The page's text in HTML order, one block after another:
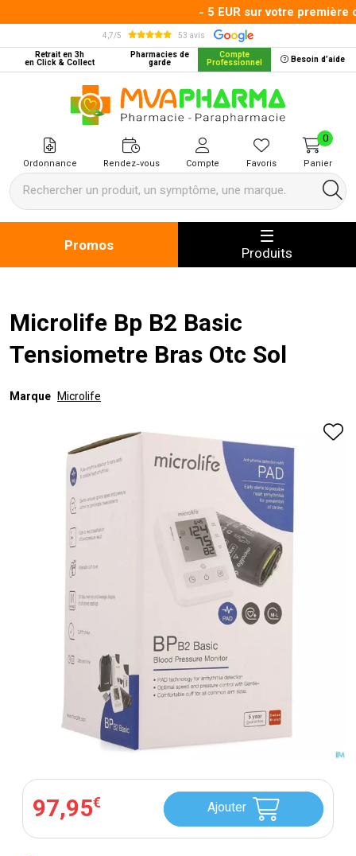
- 5 EUR sur votre première
4,7/5
53 avis
Retrait en 3h
en Click & Collect
Pharmacies de
garde
Compte
Professionnel Besoin d’aide
MVA Pharma Votre pharmacie
Ordonnance Rendez-vous Compte Favoris Panier
0
Promos Produits
Microlife Bp B2 Basic
Tensiometre Bras Otc Sol
Marque Microlife
97,95€ Ajouter